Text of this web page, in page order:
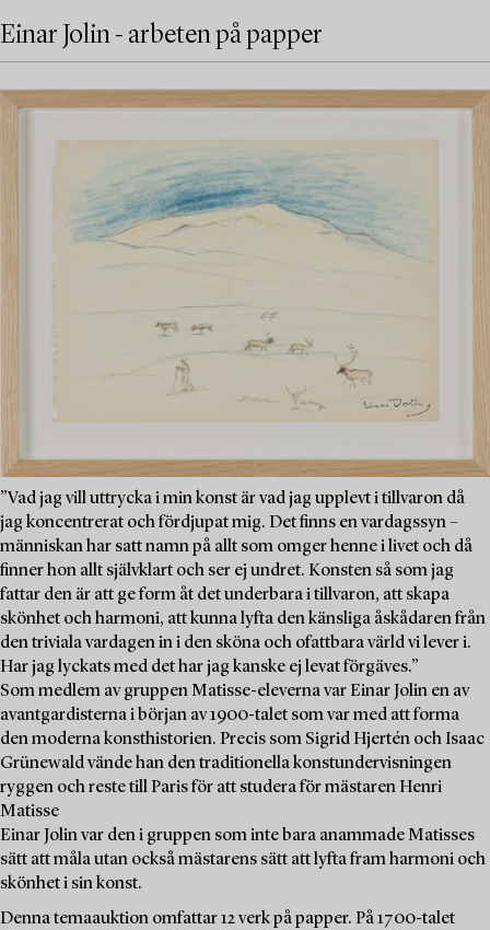
Einar Jolin - arbeten på papper
”Vad jag vill uttrycka i min konst är vad jag upplevt i tillvaron då
jag koncentrerat och fördjupat mig. Det finns en vardagssyn –
människan har satt namn på allt som omger henne i livet och då
finner hon allt självklart och ser ej undret. Konsten så som jag
fattar den är att ge form åt det underbara i tillvaron, att skapa
skönhet och harmoni, att kunna lyfta den känsliga åskådaren från
den triviala vardagen in i den sköna och ofattbara värld vi lever i.
Har jag lyckats med det har jag kanske ej levat förgäves.”
Som medlem av gruppen Matisse-eleverna var Einar Jolin en av
avantgardisterna i början av 1900-talet som var med att forma
den moderna konsthistorien. Precis som Sigrid Hjertén och Isaac
Grünewald vände han den traditionella konstundervisningen
ryggen och reste till Paris för att studera för mästaren Henri
Matisse
Einar Jolin var den i gruppen som inte bara anammade Matisses
sätt att måla utan också mästarens sätt att lyfta fram harmoni och
skönhet i sin konst.
Denna temaauktion omfattar 12 verk på papper. På 1700-talet